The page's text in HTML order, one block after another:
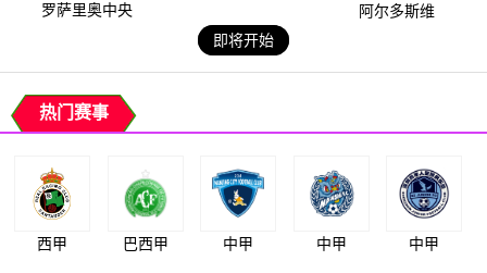
罗萨里奥中央
阿尔多斯维
即将开始
热门赛事
西甲 巴西甲 中甲 中甲 中甲